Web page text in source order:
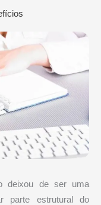
deixou de ser uma
parte estrutural do